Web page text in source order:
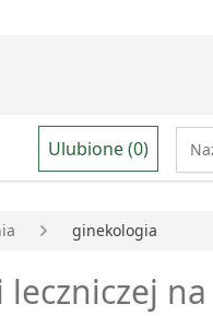
Ulubione (0)
ginekologia
leczniczej na